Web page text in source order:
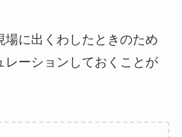
場に出くわしたときのため
レーションしておくことが